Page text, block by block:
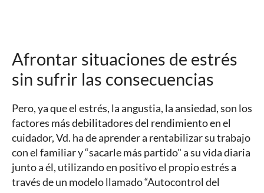
Afrontar situaciones de estrés
sin sufrir las consecuencias
Pero, ya que el estrés, la angustia, la ansiedad, son los
factores más debilitadores del rendimiento en el
cuidador, Vd. ha de aprender a rentabilizar su trabajo
con el familiar y “sacarle más partido" a su vida diaria
junto a él, utilizando en positivo el propio estrés a
través de un modelo llamado “Autocontrol del